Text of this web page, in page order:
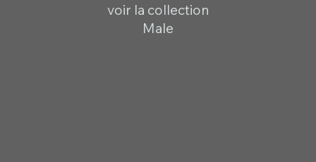
voir la collection
Male